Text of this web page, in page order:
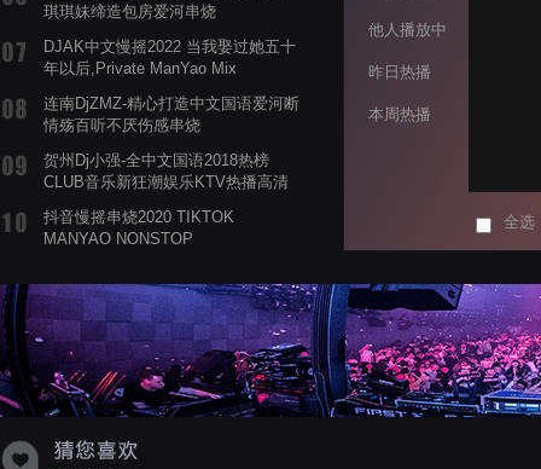
琪琪妹缔造包房爱河串烧
DJAK中文慢摇2022 当我娶过她五十
年以后,Private ManYao Mix
连南DjZMZ-精心打造中文国语爱河断
情殇百听不厌伤感串烧
贺州Dj小强-全中文国语2018热榜
CLUB音乐新狂潮娱乐KTV热播高清
抖音慢摇串烧2020 TIKTOK
MANYAO NONSTOP
蝉爸爸妈妈爱存在夏天的风是想你的
声音啊
他人播放中
昨日热播
本周热播
全选